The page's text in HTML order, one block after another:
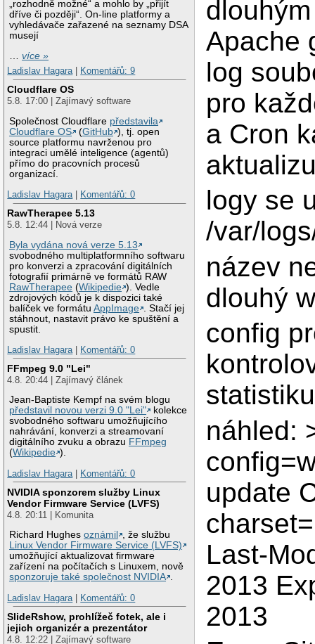
„rozhodně možné“ a mohlo by „přijít
dříve či později“. On-line platformy a
vyhledávače zařazené na seznamy DSA
musejí
…více »
Ladislav Hagara| Komentářů: 9
Cloudflare OS
5.8. 17:00 | Zajímavý software
Společnost Cloudflare představila
Cloudflare OS
(GitHub ), tj. open
source platformu navrženou pro
integraci umělé inteligence (agentů)
přímo do pracovních procesů
organizací.
Ladislav Hagara| Komentářů: 0
RawTherapee 5.13
5.8. 12:44 | Nová verze
Byla vydána nová verze 5.13
svobodného multiplatformního softwaru
pro konverzi a zpracování digitálních
fotografií primárně ve formátů RAW
RawTherapee (Wikipedie ). Vedle
zdrojových kódů je k dispozici také
balíček ve formátuAppImage
. Stačí jej
stáhnout, nastavit právo ke spuštění a
spustit.
Ladislav Hagara| Komentářů: 0
FFmpeg 9.0 "Lei"
4.8. 20:44 | Zajímavý článek
Jean-Baptiste Kempf na svém blogu
představil novou verzi 9.0 "Lei"
kolekce
svobodného softwaru umožňujícího
nahrávání, konverzi a streamovaní
digitálního zvuku a obrazu FFmpeg
(Wikipedie ).
Ladislav Hagara| Komentářů: 0
NVIDIA sponzorem služby Linux
Vendor Firmware Service (LVFS)
4.8. 20:11 | Komunita
Richard Hughesoznámil
, že službu
Linux Vendor Firmware Service (LVFS)
umožňující aktualizovat firmware
zařízení na počítačích s Linuxem, nově
sponzoruje také společnost NVIDIA .
Ladislav Hagara| Komentářů: 0
SlideRshow, prohlížeč fotek, ale i
jejich organizér a prezentátor
4.8. 12:22 | Zajímavý software
Apache
log
pro
a Cron
logy se
/var/
název
dlouhý
config
náhled:
update
Last-
2013
2013